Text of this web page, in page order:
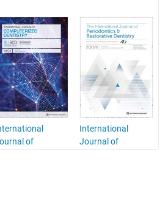
of
International
Journal of